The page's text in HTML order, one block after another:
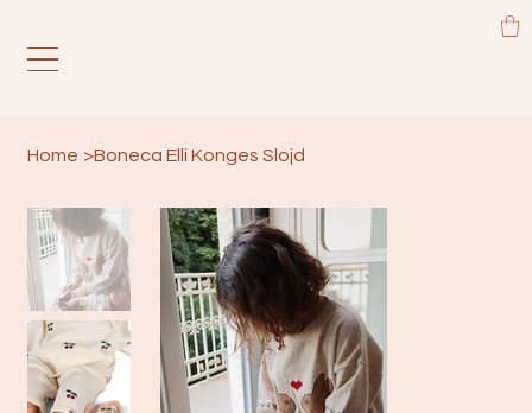
Home >Boneca Elli Konges Slojd